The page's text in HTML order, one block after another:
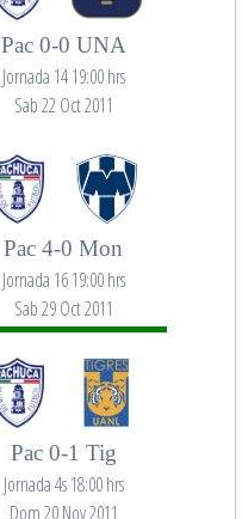
Pac 0-0 UNA
Jornada 14 19:00 hrs
Sab 22 Oct 2011
Pac 4-0 Mon
Jornada 16 19:00 hrs
Sab 29 Oct 2011
Pac 0-1 Tig
Jornada 4s 18:00 hrs
Dom 20 Nov 2011